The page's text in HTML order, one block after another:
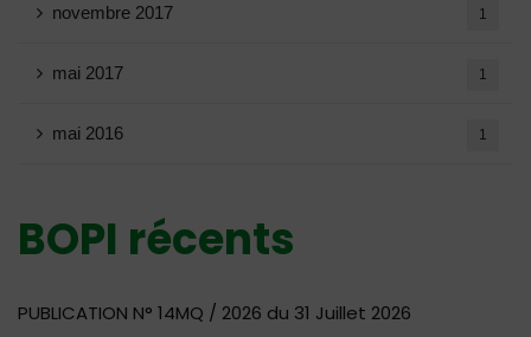
novembre 2017 1
mai 2017 1
mai 2016 1
BOPI récents
PUBLICATION N° 14MQ / 2026 du 31 Juillet 2026